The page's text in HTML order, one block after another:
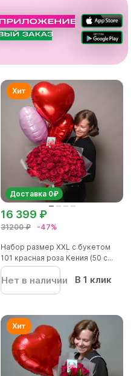
Доставка 0₽
31200 ₽ -47%
16 399 ₽
Набор размер ХХL с букетом
101 красная роза Кения (50 с...
Нет в наличии В 1 клик